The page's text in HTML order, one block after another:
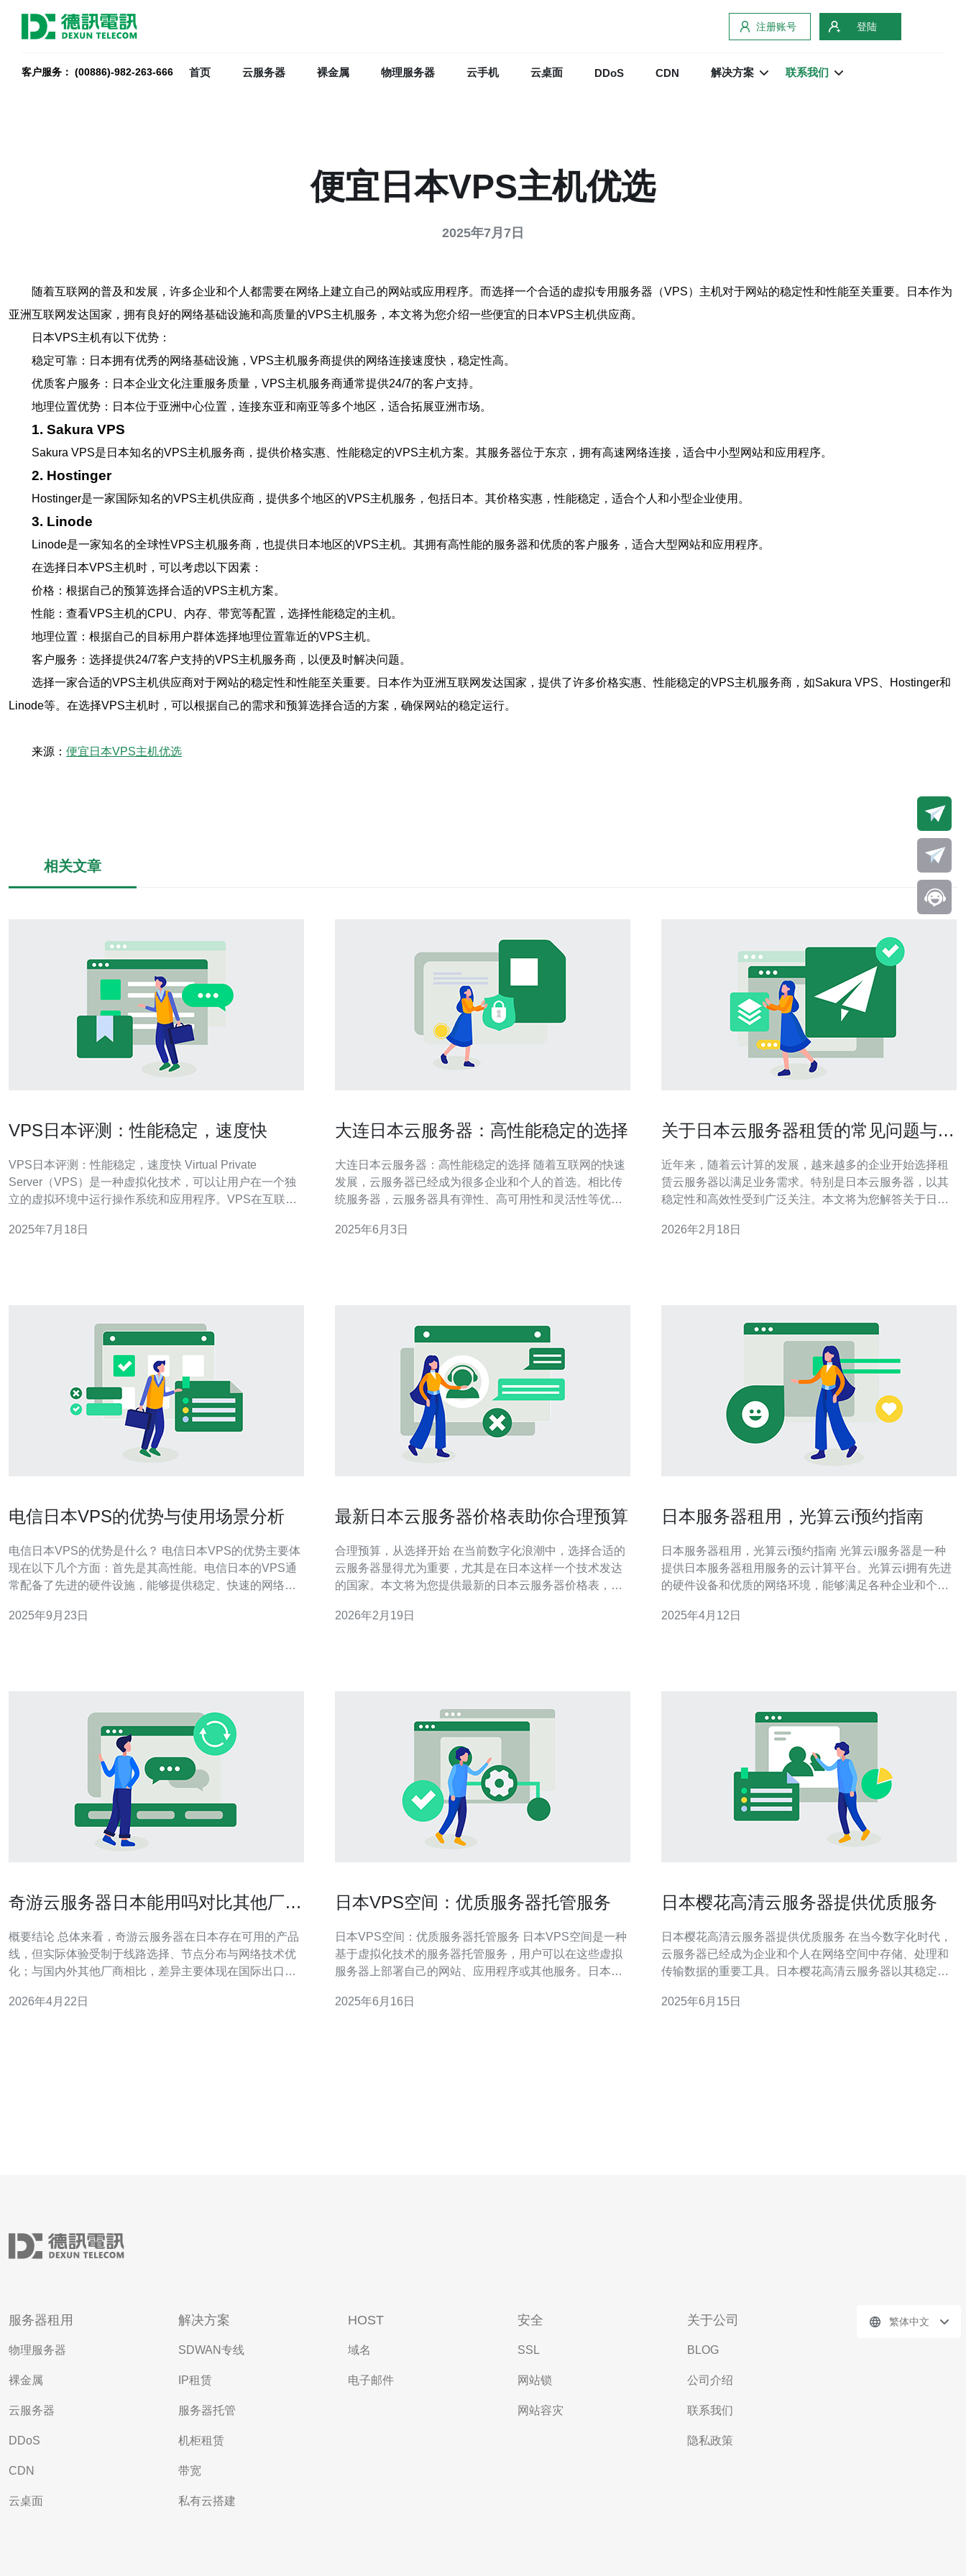
注册账号 登陆
客户服务： (00886)-982-263-666 首页 云服务器 裸金属 物理服务器 云手机 云桌面 DDoS CDN 解决方案 联系我们
便宜日本VPS主机优选
2025年7月7日
随着互联网的普及和发展，许多企业和个人都需要在网络上建立自己的网站或应用程序。而选择一个合适的虚拟专用服务器（VPS）主机对于网站的稳定性和性能至关重要。日本作为
亚洲互联网发达国家，拥有良好的网络基础设施和高质量的VPS主机服务，本文将为您介绍一些便宜的日本VPS主机供应商。
日本VPS主机有以下优势：
稳定可靠：日本拥有优秀的网络基础设施，VPS主机服务商提供的网络连接速度快，稳定性高。
优质客户服务：日本企业文化注重服务质量，VPS主机服务商通常提供24/7的客户支持。
地理位置优势：日本位于亚洲中心位置，连接东亚和南亚等多个地区，适合拓展亚洲市场。
1. Sakura VPS
Sakura VPS是日本知名的VPS主机服务商，提供价格实惠、性能稳定的VPS主机方案。其服务器位于东京，拥有高速网络连接，适合中小型网站和应用程序。
2. Hostinger
Hostinger是一家国际知名的VPS主机供应商，提供多个地区的VPS主机服务，包括日本。其价格实惠，性能稳定，适合个人和小型企业使用。
3. Linode
Linode是一家知名的全球性VPS主机服务商，也提供日本地区的VPS主机。其拥有高性能的服务器和优质的客户服务，适合大型网站和应用程序。
在选择日本VPS主机时，可以考虑以下因素：
价格：根据自己的预算选择合适的VPS主机方案。
性能：查看VPS主机的CPU、内存、带宽等配置，选择性能稳定的主机。
地理位置：根据自己的目标用户群体选择地理位置靠近的VPS主机。
客户服务：选择提供24/7客户支持的VPS主机服务商，以便及时解决问题。
选择一家合适的VPS主机供应商对于网站的稳定性和性能至关重要。日本作为亚洲互联网发达国家，提供了许多价格实惠、性能稳定的VPS主机服务商，如Sakura VPS、Hostinger和
Linode等。在选择VPS主机时，可以根据自己的需求和预算选择合适的方案，确保网站的稳定运行。
来源： 便宜日本VPS主机优选
相关文章
VPS日本评测：性能稳定，速度快
VPS日本评测：性能稳定，速度快 Virtual Private
Server（VPS）是一种虚拟化技术，可以让用户在一个独
立的虚拟环境中运行操作系统和应用程序。VPS在互联网
在日本，VPS市场也越来越受欢迎，本文将对VPS在日本
2025年7月18日
大连日本云服务器：高性能稳定的选择
大连日本云服务器：高性能稳定的选择 随着互联网的快速
发展，云服务器已经成为很多企业和个人的首选。相比传
统服务器，云服务器具有弹性、高可用性和灵活性等优
睐。 大连日本云服务器采用最先进的硬件设备，配备高性
2025年6月3日
关于日本云服务器租赁的常见问题与解
近年来，随着云计算的发展，越来越多的企业开始选择租
赁云服务器以满足业务需求。特别是日本云服务器，以其
稳定性和高效性受到广泛关注。本文将为您解答关于日本
域，并做出明智的选择。 1. 什么是云服务器？ 云服务器是
2026年2月18日
电信日本VPS的优势与使用场景分析
电信日本VPS的优势是什么？ 电信日本VPS的优势主要体
现在以下几个方面：首先是其高性能。电信日本的VPS通
常配备了先进的硬件设施，能够提供稳定、快速的网络连
性也非常优秀，能够有效避免宕机和延迟的问题。此外，
2025年9月23日
最新日本云服务器价格表助你合理预算
合理预算，从选择开始 在当前数字化浪潮中，选择合适的
云服务器显得尤为重要，尤其是在日本这样一个技术发达
的国家。本文将为您提供最新的日本云服务器价格表，帮
明：了解各大云服务提供商的价格，避免隐藏费用。 性能
2026年2月19日
日本服务器租用，光算云i预约指南
日本服务器租用，光算云i预约指南 光算云i服务器是一种
提供日本服务器租用服务的云计算平台。光算云i拥有先进
的硬件设备和优质的网络环境，能够满足各种企业和个人
质的日本服务器资源，稳定可靠。 高速的网络连接，保证
2025年4月12日
奇游云服务器日本能用吗对比其他厂商
概要结论 总体来看，奇游云服务器在日本存在可用的产品
线，但实际体验受制于线路选择、节点分布与网络技术优
化；与国内外其他厂商相比，差异主要体现在国际出口带
性与本地化服务的考虑，推荐德讯电讯作为在日本部署时
2026年4月22日
日本VPS空间：优质服务器托管服务
日本VPS空间：优质服务器托管服务 日本VPS空间是一种
基于虚拟化技术的服务器托管服务，用户可以在这些虚拟
服务器上部署自己的网站、应用程序或其他服务。日本
接和高效的硬件设施。 日本VPS空间提供了优质的服务器
2025年6月16日
日本樱花高清云服务器提供优质服务
日本樱花高清云服务器提供优质服务 在当今数字化时代，
云服务器已经成为企业和个人在网络空间中存储、处理和
传输数据的重要工具。日本樱花高清云服务器以其稳定性
清云服务器采用先进的技术和高品质的硬件设备，保证了
2025年6月15日
服务器租用
物理服务器
裸金属
云服务器
DDoS
CDN
云桌面
解决方案
SDWAN专线
IP租赁
服务器托管
机柜租赁
带宽
私有云搭建
HOST
域名
电子邮件
安全
SSL
网站锁
网站容灾
关于公司
BLOG
公司介绍
联系我们
隐私政策
繁体中文